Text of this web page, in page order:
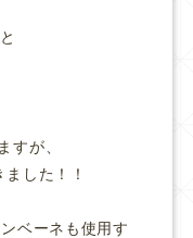
すが、
した！！
ベーネも使用す